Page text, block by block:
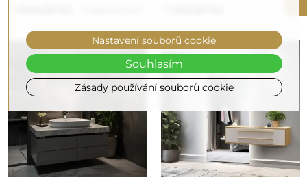
Zásady používání souborů cookie
Nastavení souborů cookie
Souhlasím